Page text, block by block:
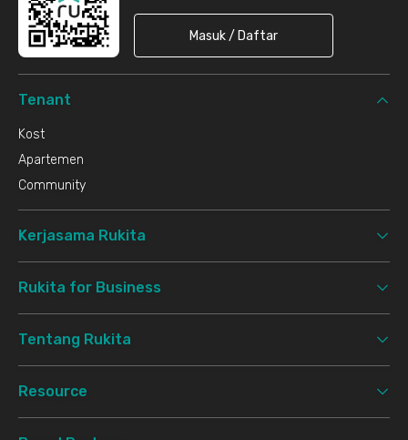
Masuk / Daftar
Tenant
Kost
Apartemen
Community
Kerjasama Rukita
Rukita for Business
Tentang Rukita
Resource